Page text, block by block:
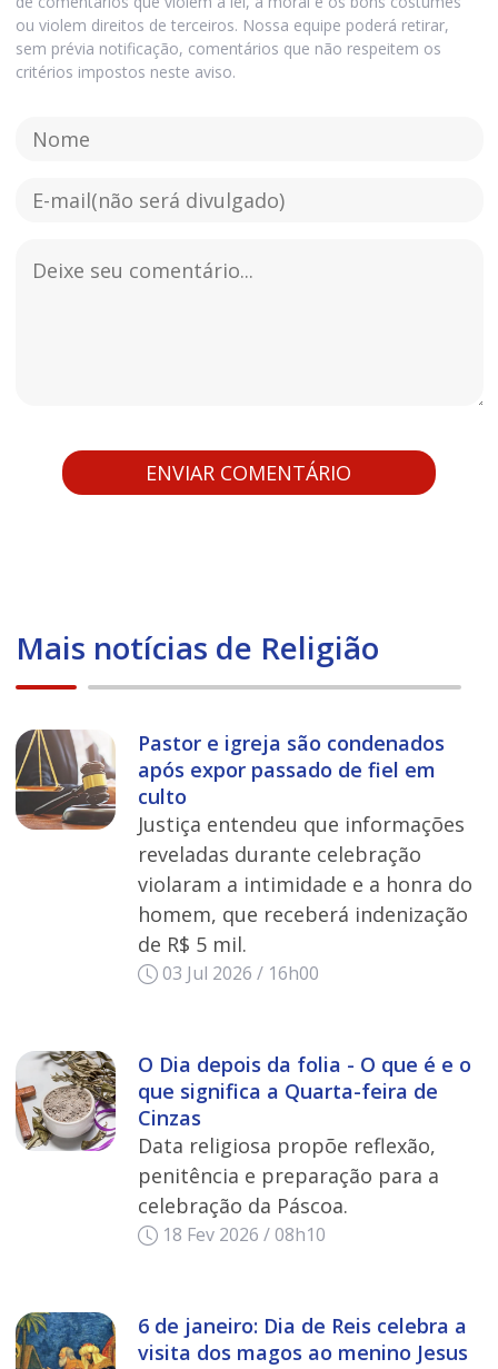
ou violem direitos de terceiros. Nossa equipe poderá retirar,
sem prévia notificação, comentários que não respeitem os
critérios impostos neste aviso.
Mais notícias de Religião
Pastor e igreja são condenados
após expor passado de fiel em
culto
Justiça entendeu que informações
reveladas durante celebração
violaram a intimidade e a honra do
homem, que receberá indenização
de R$ 5 mil.
03 Jul 2026 / 16h00
O Dia depois da folia - O que é e o
que significa a Quarta-feira de
Cinzas
Data religiosa propõe reflexão,
penitência e preparação para a
celebração da Páscoa.
18 Fev 2026 / 08h10
6 de janeiro: Dia de Reis celebra a
visita dos magos ao menino Jesus